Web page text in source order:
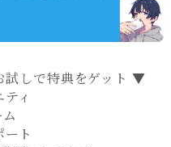
しで特典をゲット ▼
ィ
ト